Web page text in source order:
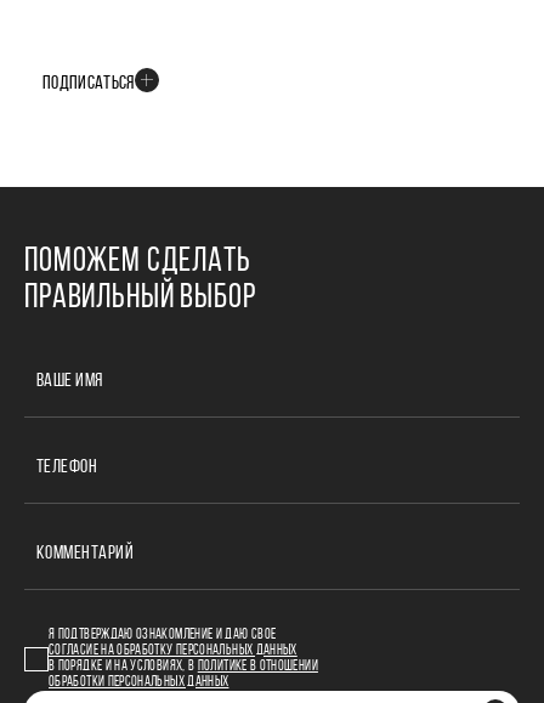
ПОДПИСАТЬСЯ
ПОМОЖЕМ СДЕЛАТЬ
ПРАВИЛЬНЫЙ ВЫБОР
ВАШЕ ИМЯ
ТЕЛЕФОН
КОММЕНТАРИЙ
Я ПОДТВЕРЖДАЮ ОЗНАКОМЛЕНИЕ И ДАЮ СВОЕ
СОГЛАСИЕ НА ОБРАБОТКУ ПЕРСОНАЛЬНЫХ ДАННЫХ
В ПОРЯДКЕ И НА УСЛОВИЯХ, В
ПОЛИТИКЕ В ОТНОШЕНИИ
ОБРАБОТКИ ПЕРСОНАЛЬНЫХ ДАННЫХ